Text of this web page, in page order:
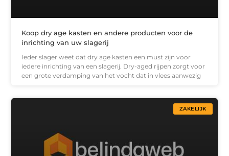
Koop dry age kasten en andere producten voor de
inrichting van uw slagerij
Ieder slager weet dat dry age kasten een must zijn voor
iedere inrichting van een slagerij. Dry-aged rijpen zorgt voor
een grote verdamping van het vocht dat in vlees aanwezig
ZAKELIJK